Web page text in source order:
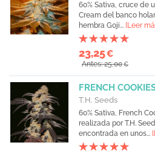
60% Sativa, cruce de
Cream del banco
hembra Goji... [Leer
23,25€
Antes: 25,00€
FRENCH
T.H. Seeds
60% Sativa, French
realizada por T.H.
encontrada en unos...